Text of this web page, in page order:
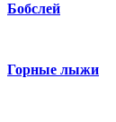
Бобслей
Горные лыжи